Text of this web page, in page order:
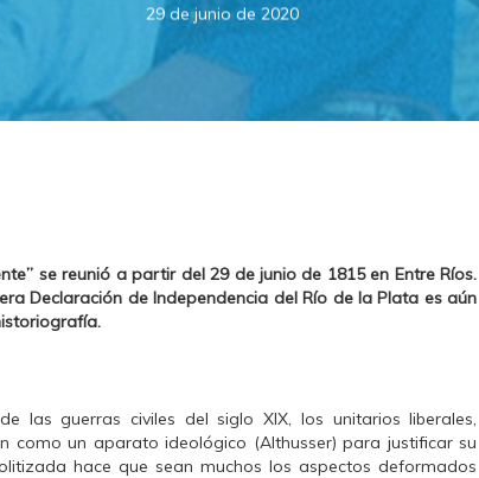
29 de junio de 2020
se reunió a partir del 29 de junio de 1815 en Entre Ríos.
Declaración de Independencia del Río de la Plata es aún
las guerras civiles del siglo XIX, los unitarios liberales,
como un aparato ideológico (Althusser) para justificar su
hace que sean muchos los aspectos deformados